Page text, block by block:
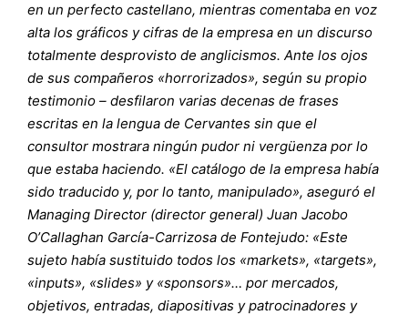
en un perfecto castellano, mientras comentaba en voz
alta los gráficos y cifras de la empresa en un discurso
totalmente desprovisto de anglicismos. Ante los ojos
de sus compañeros «horrorizados», según su propio
testimonio – desfilaron varias decenas de frases
escritas en la lengua de Cervantes sin que el
consultor mostrara ningún pudor ni vergüenza por lo
que estaba haciendo. «El catálogo de la empresa había
sido traducido y, por lo tanto, manipulado», aseguró el
Managing Director (director general) Juan Jacobo
O’Callaghan García-Carrizosa de Fontejudo: «Este
sujeto había sustituido todos los «markets», «targets»,
«inputs», «slides» y «sponsors»… por mercados,
objetivos, entradas, diapositivas y patrocinadores y